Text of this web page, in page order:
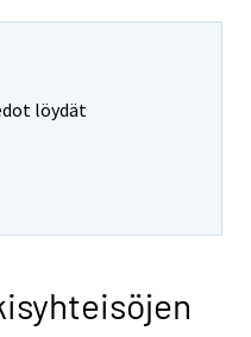
löydät